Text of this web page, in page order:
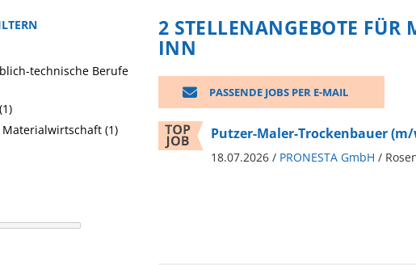
technische Berufe
(1)
2 STELLENANGEBOTE FÜR
INN
PASSENDE JOBS PER E-MAIL
Putzer-Maler-Trockenbauer
18.07.2026 / PRONESTA GmbH /